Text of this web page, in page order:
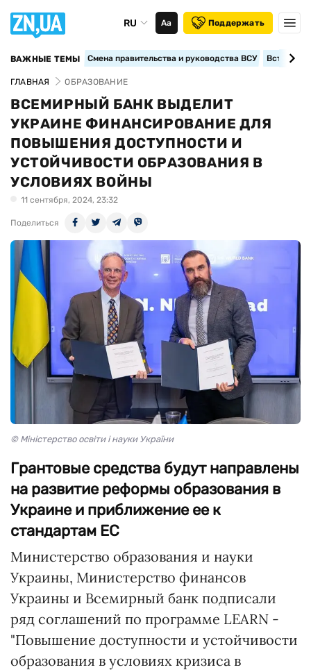
RU Аа Поддержать
ВАЖНЫЕ ТЕМЫ Смена правительства и руководства ВСУ
ГЛАВНАЯ ОБРАЗОВАНИЕ
ВСЕМИРНЫЙ БАНК ВЫДЕЛИТ
УКРАИНЕ ФИНАНСИРОВАНИЕ ДЛЯ
ПОВЫШЕНИЯ ДОСТУПНОСТИ И
УСТОЙЧИВОСТИ ОБРАЗОВАНИЯ В
УСЛОВИЯХ ВОЙНЫ
11 сентября, 2024, 23:32
Поделиться
© Міністерство освіти і науки України
Грантовые средства будут направлены
на развитие реформы образования в
Украине и приближение ее к
стандартам ЕС
Министерство образования и науки
Украины, Министерство финансов
Украины и Всемирный банк подписали
ряд соглашений по программе LEARN -
"Повышение доступности и устойчивости
образования в условиях кризиса в